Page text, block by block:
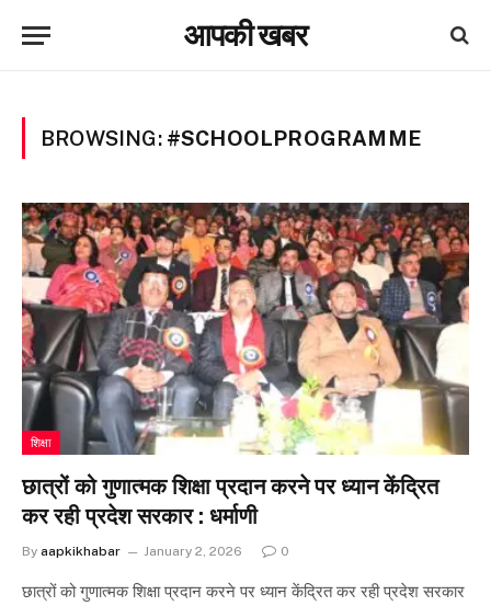
आपकी खबर
BROWSING: #SCHOOLPROGRAMME
शिक्षा
छात्रों को गुणात्मक शिक्षा प्रदान करने पर ध्यान केंद्रित
कर रही प्रदेश सरकार : धर्माणी
By aapkikhabar January 2, 2026 0
छात्रों को गुणात्मक शिक्षा प्रदान करने पर ध्यान केंद्रित कर रही प्रदेश सरकार